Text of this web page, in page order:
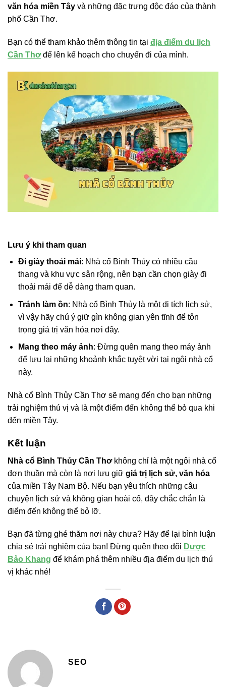
văn hóa miền Tây và những đặc trưng độc đáo của thành
phố Cần Thơ.
Bạn có thể tham khảo thêm thông tin tại địa điểm du lịch
Cần Thơđể lên kế hoạch cho chuyến đi của mình.
Lưu ý khi tham quan
Đi giày thoải mái: Nhà cổ Bình Thủy có nhiều cầu
thang và khu vực sân rộng, nên bạn cần chọn giày đi
thoải mái để dễ dàng tham quan.
Tránh làm ồn: Nhà cổ Bình Thủy là một di tích lịch sử,
vì vậy hãy chú ý giữ gìn không gian yên tĩnh để tôn
trọng giá trị văn hóa nơi đây.
Mang theo máy ảnh: Đừng quên mang theo máy ảnh
để lưu lại những khoảnh khắc tuyệt vời tại ngôi nhà cổ
này.
Nhà cổ Bình Thủy Cần Thơ sẽ mang đến cho bạn những
trải nghiệm thú vị và là một điểm đến không thể bỏ qua khi
đến miền Tây.
Kết luận
Nhà cổ Bình Thủy Cần Thơkhông chỉ là một ngôi nhà cổ
đơn thuần mà còn là nơi lưu giữ giá trị lịch sử, văn hóa
của miền Tây Nam Bộ. Nếu bạn yêu thích những câu
chuyện lịch sử và không gian hoài cổ, đây chắc chắn là
điểm đến không thể bỏ lỡ.
Bạn đã từng ghé thăm nơi này chưa? Hãy để lại bình luận
chia sẻ trải nghiệm của bạn! Đừng quên theo dõi Dược
Bảo Khang để khám phá thêm nhiều địa điểm du lịch thú
vị khác nhé!
SEO